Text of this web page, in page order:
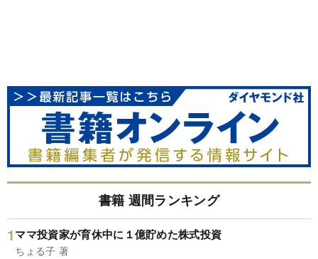
書籍 週間ランキング
ママ投資家が育休中に１億貯めた株式投資
ちょる子 著